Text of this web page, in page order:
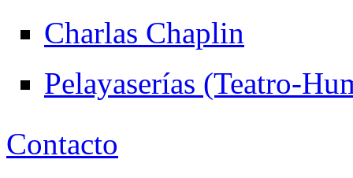
Charlas Chaplin
Pelayaserías (Teatro-
Contacto